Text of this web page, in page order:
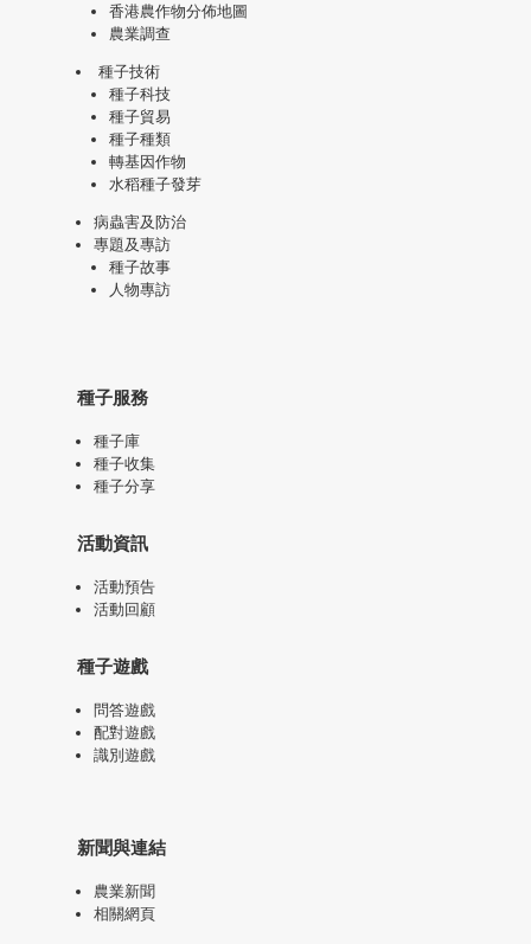
香港農作物分佈地圖
農業調查
種子技術
種子科技
種子貿易
種子種類
轉基因作物
水稻種子發芽
病蟲害及防治
專題及專訪
種子故事
人物專訪
種子服務
種子庫
種子收集
種子分享
活動資訊
活動預告
活動回顧
種子遊戲
問答遊戲
配對遊戲
識別遊戲
新聞與連結
農業新聞
相關網頁